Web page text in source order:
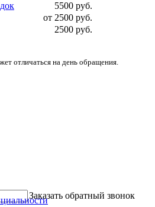
5500 руб.
от 2500 руб.
2500 руб.
отличаться на день обращения.
Заказать обратный звонок